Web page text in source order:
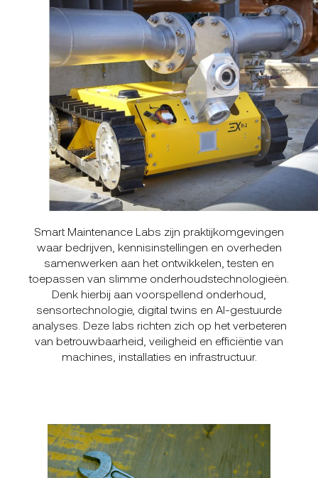
Smart Maintenance Labs zijn praktijkomgevingen
waar bedrijven, kennisinstellingen en overheden
samenwerken aan het ontwikkelen, testen en
toepassen van slimme onderhoudstechnologieën.
Denk hierbij aan voorspellend onderhoud,
sensortechnologie, digital twins en AI-gestuurde
analyses. Deze labs richten zich op het verbeteren
van betrouwbaarheid, veiligheid en efficiëntie van
machines, installaties en infrastructuur.